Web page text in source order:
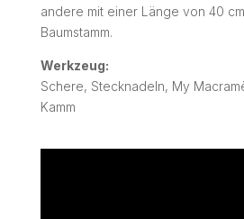
andere mit einer Länge von 40
Baumstamm.
Werkzeug:
Schere, Stecknadeln, My
Kamm